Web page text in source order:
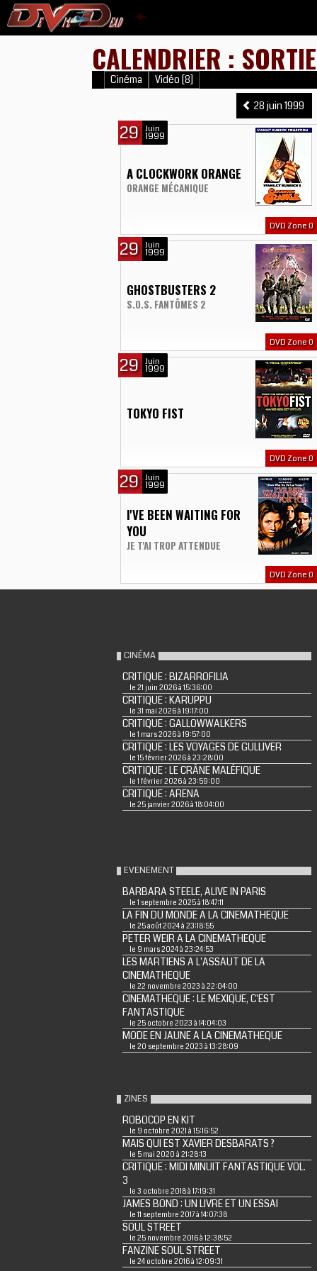
CALENDRIER :
Cinéma Vidéo [8]
28 juin 1999
29 Juin
1999
A CLOCKWORK ORANGE
ORANGE MÉCANIQUE
DVD Zone 0
29 Juin
1999
GHOSTBUSTERS 2
S.O.S. FANTÔMES 2
DVD Zone 0
29 Juin
1999
TOKYO FIST
DVD Zone 0
29 Juin
1999
I'VE BEEN WAITING FOR
YOU
JE T'AI TROP ATTENDUE
DVD Zone 0
CINÉMA
CRITIQUE : BIZARROFILIA
le 21 juin 2026 à 15:36:00
CRITIQUE : KARUPPU
le 31 mai 2026 à 19:17:00
CRITIQUE : GALLOWWALKERS
le 1 mars 2026 à 19:57:00
CRITIQUE : LES VOYAGES DE GULLIVER
le 15 février 2026 à 23:28:00
CRITIQUE : LE CRÂNE MALÉFIQUE
le 1 février 2026 à 23:59:00
CRITIQUE : ARENA
le 25 janvier 2026 à 18:04:00
EVENEMENT
BARBARA STEELE, ALIVE IN PARIS
le 1 septembre 2025 à 18:47:11
LA FIN DU MONDE A LA CINEMATHEQUE
le 25 août 2024 à 23:18:55
PETER WEIR A LA CINEMATHEQUE
le 9 mars 2024 à 23:24:53
LES MARTIENS A L'ASSAUT DE LA
CINEMATHEQUE
le 22 novembre 2023 à 22:04:00
CINEMATHEQUE : LE MEXIQUE, C'EST
FANTASTIQUE
le 25 octobre 2023 à 14:04:03
MODE EN JAUNE A LA CINEMATHEQUE
le 20 septembre 2023 à 13:28:09
ZINES
ROBOCOP EN KIT
le 9 octobre 2021 à 15:16:52
MAIS QUI EST XAVIER DESBARATS ?
le 5 mai 2020 à 21:28:13
CRITIQUE : MIDI MINUIT FANTASTIQUE VOL.
3
le 3 octobre 2018 à 17:19:31
JAMES BOND : UN LIVRE ET UN ESSAI
le 11 septembre 2017 à 14:07:38
SOUL STREET
le 25 novembre 2016 à 12:38:52
FANZINE SOUL STREET
le 24 octobre 2016 à 12:09:31